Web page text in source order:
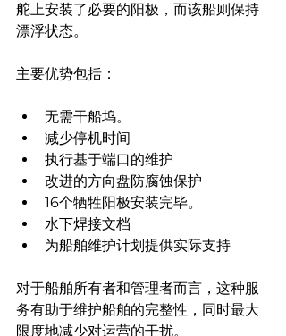
舵上安装了必要的阳极，而该船则保持
漂浮状态。
主要优势包括：
无需干船坞。
减少停机时间
执行基于端口的维护
改进的方向盘防腐蚀保护
16个牺牲阳极安装完毕。
水下焊接文档
为船舶维护计划提供实际支持
对于船舶所有者和管理者而言，这种服
务有助于维护船舶的完整性，同时最大
限度地减少对运营的干扰。